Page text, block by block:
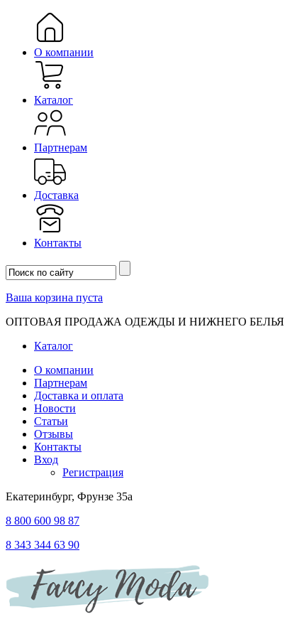
О компании
Каталог
Партнерам
Доставка
Контакты
Ваша корзина пуста
ОПТОВАЯ ПРОДАЖА ОДЕЖДЫ И НИЖНЕГО БЕЛЬЯ
Каталог
О компании
Партнерам
Доставка и оплата
Новости
Статьи
Отзывы
Контакты
Вход
Регистрация
Екатеринбург, Фрунзе 35а
8 800 600 98 87
8 343 344 63 90